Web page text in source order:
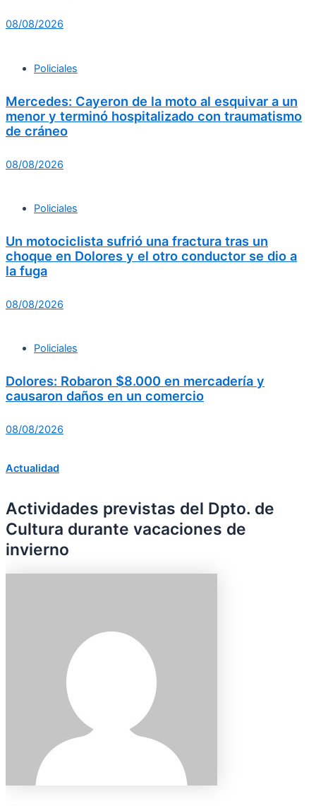
08/08/2026
Policiales
Mercedes: Cayeron de la moto al esquivar a un
menor y terminó hospitalizado con traumatismo
de cráneo
08/08/2026
Policiales
Un motociclista sufrió una fractura tras un
choque en Dolores y el otro conductor se dio a
la fuga
08/08/2026
Policiales
Dolores: Robaron $8.000 en mercadería y
causaron daños en un comercio
08/08/2026
Actualidad
Actividades previstas del Dpto. de
Cultura durante vacaciones de
invierno